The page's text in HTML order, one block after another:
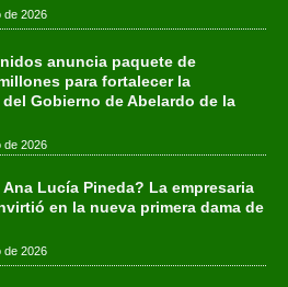
de 2026
anuncia paquete de
para fortalecer la
Gobierno de Abelardo de la
de 2026
Ana Lucía Pineda? La empresaria
en la nueva primera dama de
de 2026